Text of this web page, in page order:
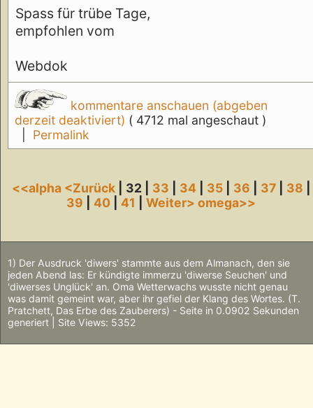
Spass für trübe Tage,
empfohlen vom
Webdok
kommentare anschauen (abgeben
derzeit deaktiviert) ( 4712 mal angeschaut )
Permalink
<<alpha <Zurück | 32 | 33 34 35| 36 37| 38
39 |40 |41 |Weiter>omega>>
1) Der Ausdruck 'diwers' stammte aus dem Almanach, den sie
jeden Abend las: Er kündigte immerzu 'diwerse Seuchen' und
'diwerses Unglück' an. Oma Wetterwachs wusste nicht genau
was damit gemeint war, aber ihr gefiel der Klang des Wortes. (T.
Pratchett, Das Erbe des Zauberers) - Seite in 0.0902 Sekunden
generiert | Site Views: 5352